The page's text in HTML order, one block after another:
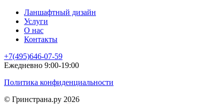
Ланшафтный дизайн
Услуги
О нас
Контакты
+7(495)646-07-59
Ежедневно 9:00-19:00
Политика конфиденциальности
© Гринстрана.ру 2026